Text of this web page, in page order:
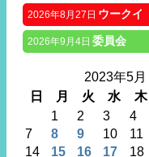
2026年8月27日 ウークイ
2026年9月4日 委員会
2023年5月
日
月 火 水 木
1 2 3 4
7
8 9 10 11
14
15 16 17 18